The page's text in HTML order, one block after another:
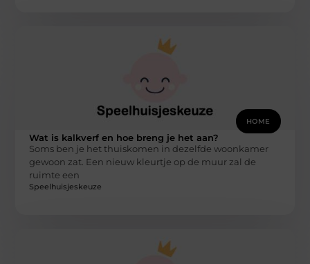
HOME
Wat is kalkverf en hoe breng je het aan?
Soms ben je het thuiskomen in dezelfde woonkamer
gewoon zat. Een nieuw kleurtje op de muur zal de
ruimte een
Speelhuisjeskeuze